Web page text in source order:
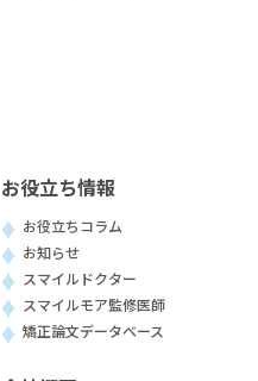
お役立ち情報
お役立ちコラム
お知らせ
スマイルドクター
スマイルモア監修医師
矯正論文データベース